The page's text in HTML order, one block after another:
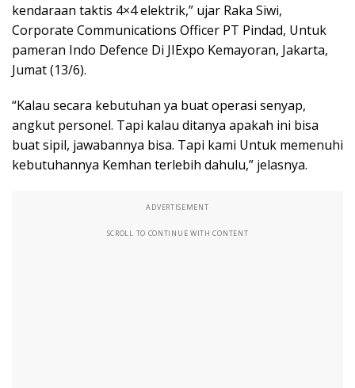
kendaraan taktis 4×4 elektrik,” ujar Raka Siwi,
Corporate Communications Officer PT Pindad, Untuk
pameran Indo Defence Di JIExpo Kemayoran, Jakarta,
Jumat (13/6).
“Kalau secara kebutuhan ya buat operasi senyap,
angkut personel. Tapi kalau ditanya apakah ini bisa
buat sipil, jawabannya bisa. Tapi kami Untuk memenuhi
kebutuhannya Kemhan terlebih dahulu,” jelasnya.
ADVERTISEMENT
SCROLL TO CONTINUE WITH CONTENT